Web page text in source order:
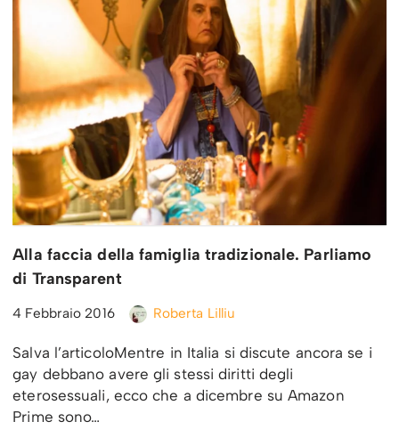
Alla faccia della famiglia tradizionale. Parliamo
di Transparent
4 Febbraio 2016 Roberta Lilliu
Salva l’articoloMentre in Italia si discute ancora se i
gay debbano avere gli stessi diritti degli
eterosessuali, ecco che a dicembre su Amazon
Prime sono…